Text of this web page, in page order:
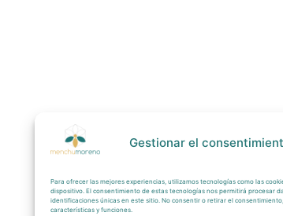
Gestionar el
Para ofrecer las mejores experiencias, utilizamos tecnologías como las
dispositivo. El consentimiento de estas tecnologías nos permitirá procesar
identificaciones únicas en este sitio. No consentir o retirar el
características y funciones.